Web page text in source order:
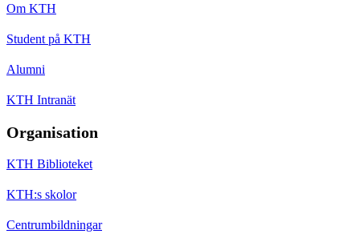
Om KTH
Student på KTH
Alumni
KTH Intranät
Organisation
KTH Biblioteket
KTH:s skolor
Centrumbildningar